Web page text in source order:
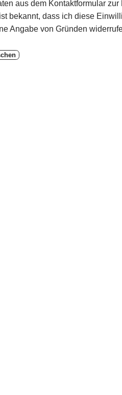
aus dem Kontaktformular
bekannt, dass ich diese
Angabe von Gründen